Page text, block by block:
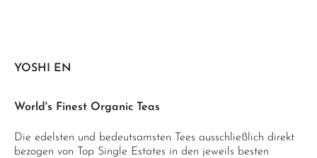
YOSHI EN
World's Finest Organic Teas
Die edelsten und bedeutsamsten Tees ausschließlich direkt
bezogen von Top Single Estates in den jeweils besten